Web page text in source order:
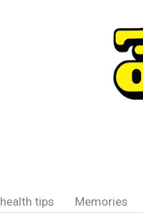
health tips Memories